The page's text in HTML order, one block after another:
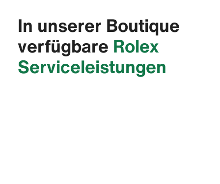
In unserer Boutique
verfügbare Rolex
Service­leistungen